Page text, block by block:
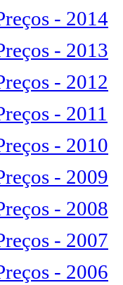
- 2014
- 2013
- 2012
- 2011
- 2010
- 2009
- 2008
- 2007
- 2006